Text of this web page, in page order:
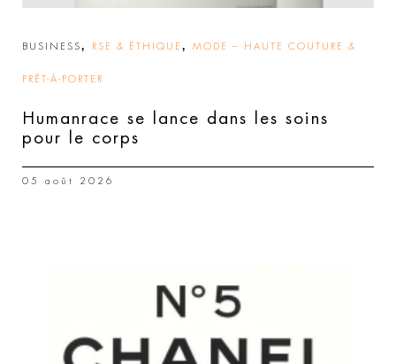
BUSINESS, RSE & ÉTHIQUE , MODE – HAUTE COUTURE &
PRÊT-À-PORTER
Humanrace se lance dans les soins
pour le corps
05 août 2026